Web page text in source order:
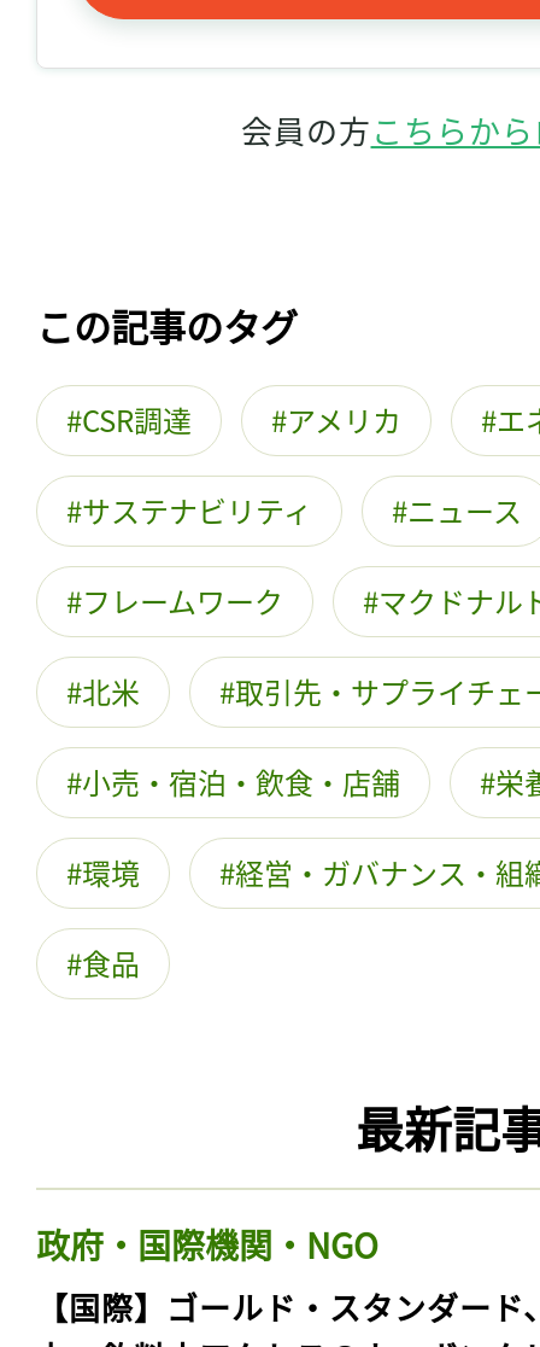
会員の方こちらか
この記事のタグ
CSR調達 アメリカ エ
サステナビリティ ニュース
フレームワーク マクドナル
北米 取引先・サプライチェ
小売・宿泊・飲食・店舗 栄
環境 経営・ガバナンス・組
食品
最新記
政府・国際機関・NGO
【国際】ゴールド・スタンダード